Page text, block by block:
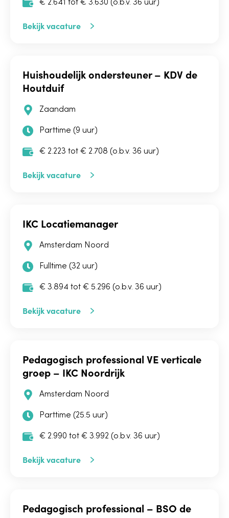
€ 2.641 tot € 3.630 (o.b.v. 36 uur)
Bekijk vacature
Huishoudelijk ondersteuner – KDV de
Houtduif
Zaandam
Parttime (9 uur)
€ 2.223 tot € 2.708 (o.b.v. 36 uur)
Bekijk vacature
IKC Locatiemanager
Amsterdam Noord
Fulltime (32 uur)
€ 3.894 tot € 5.296 (o.b.v. 36 uur)
Bekijk vacature
Pedagogisch professional VE verticale
groep – IKC Noordrijk
Amsterdam Noord
Parttime (25.5 uur)
€ 2.990 tot € 3.992 (o.b.v. 36 uur)
Bekijk vacature
Pedagogisch professional – BSO de